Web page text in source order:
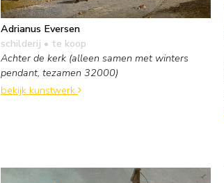
Adrianus Eversen
schilderij • te koop
Achter de kerk (alleen samen met winters
pendant, tezamen 32000)
bekijk kunstwerk